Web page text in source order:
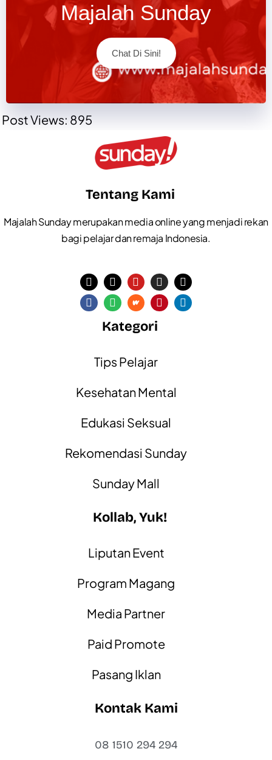
Majalah Sunday
Chat Di Sini!
Post Views: 895
Tentang Kami
Majalah Sunday merupakan media online yang menjadi rekan
bagi pelajar dan remaja Indonesia.
Kategori
Tips Pelajar
Kesehatan Mental
Edukasi Seksual
Rekomendasi Sunday
Sunday Mall
Kollab, Yuk!
Liputan Event
Program Magang
Media Partner
Paid Promote
Pasang Iklan
Kontak Kami
08 1510 294 294